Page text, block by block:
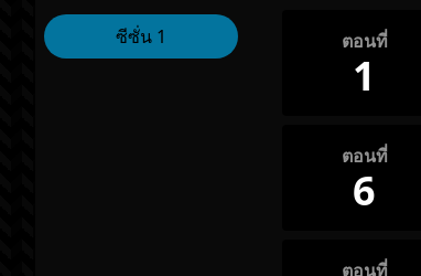
ซีซั่น 1 ตอนที่
1
ตอนที่
6
ตอนที่